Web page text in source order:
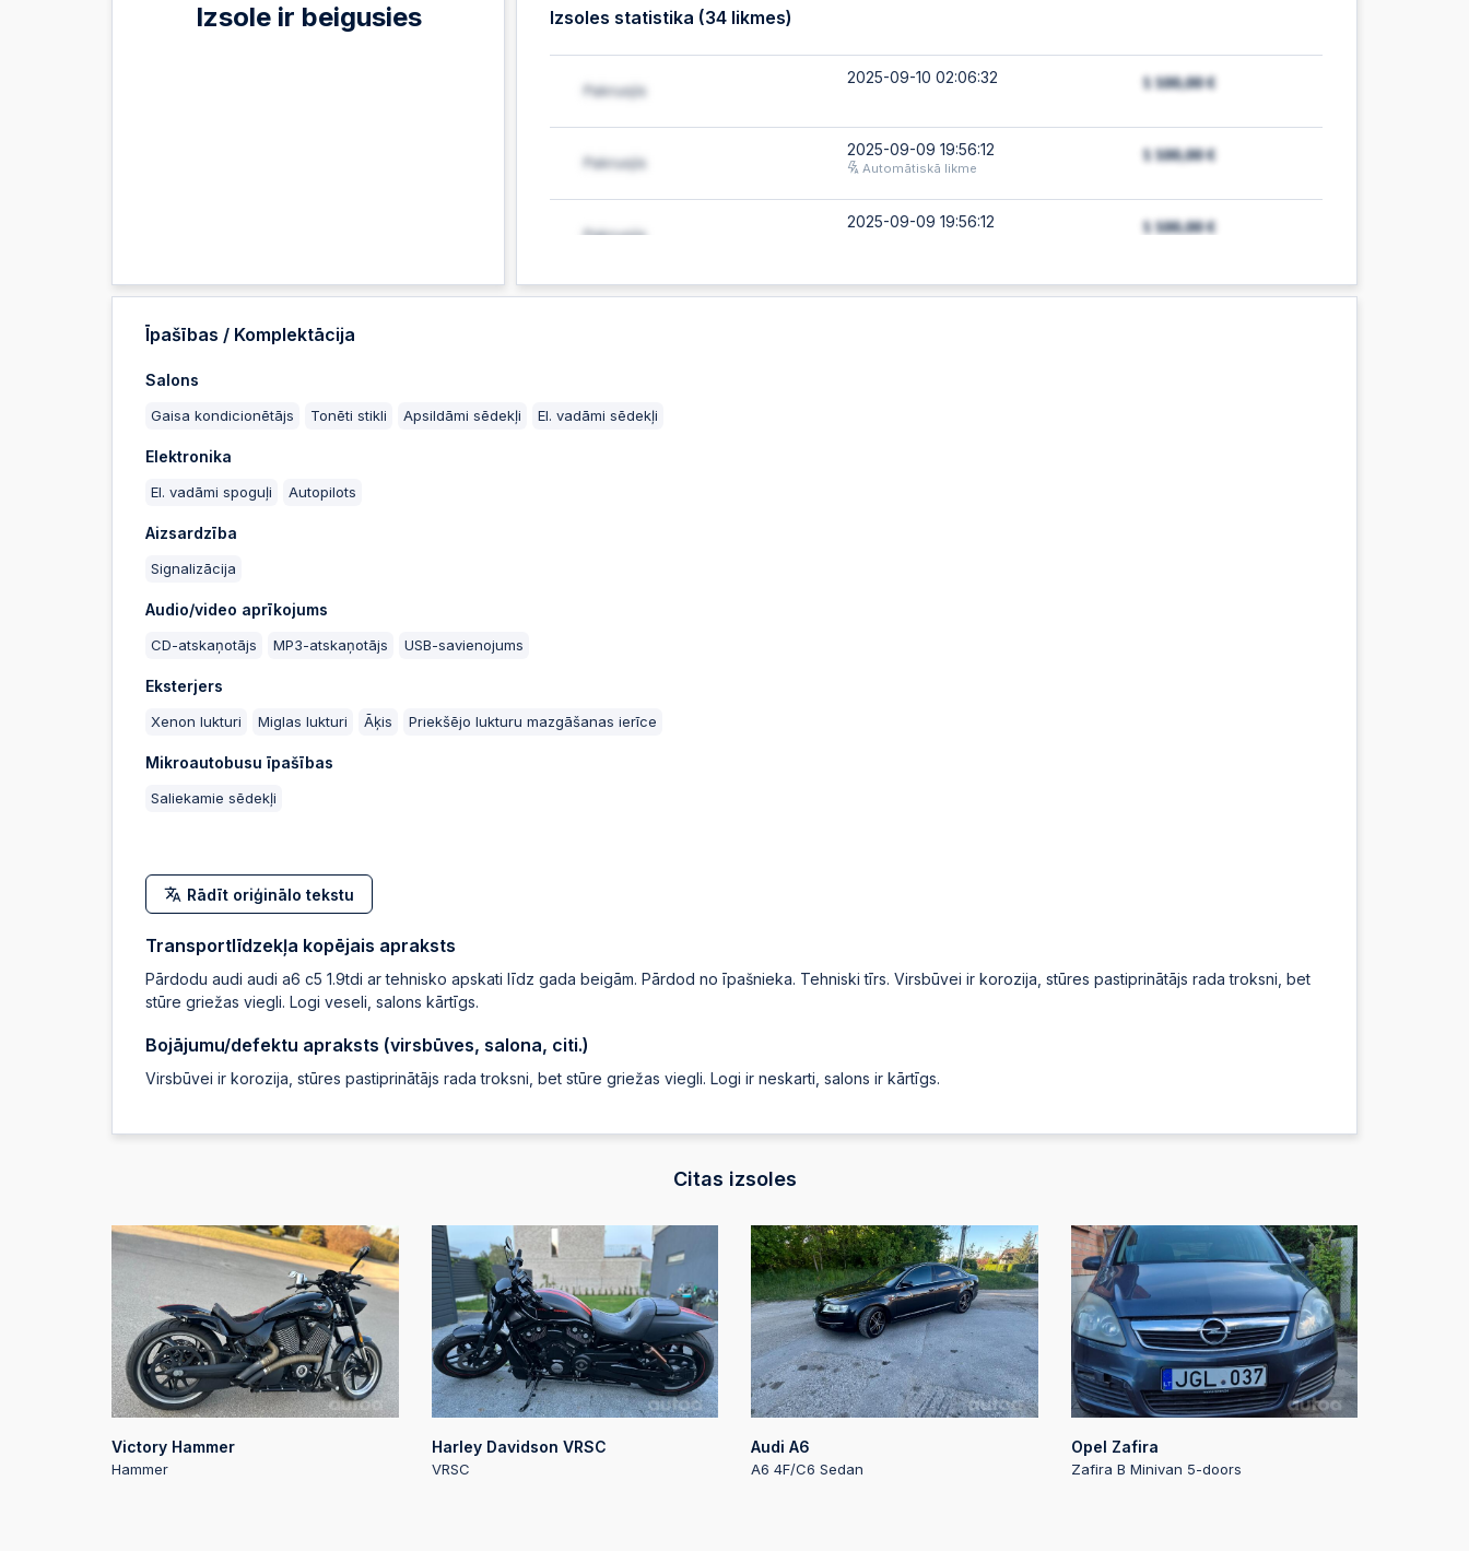
Izsole ir beigusies Izsoles statistika (34 likmes)
2025-09-10 02:06:32
2025-09-09 19:56:12
Automātiskā likme
2025-09-09 19:56:12
2025-09-09 19:56:11
2025-09-09 19:56:05
2025-09-09 19:56:04
2025-09-09 19:56:04
Automātiskā likme
2025-09-09 19:56:04
Automātiskā likme
Īpašības / Komplektācija
Salons
Gaisa kondicionētājs Tonēti stikli Apsildāmi sēdekļi El. vadāmi sēdekļi
Elektronika
El. vadāmi spoguļi Autopilots
Aizsardzība
Signalizācija
Audio/video aprīkojums
CD-atskaņotājs MP3-atskaņotājs USB-savienojums
Eksterjers
Xenon lukturi Miglas lukturi Āķis Priekšējo lukturu mazgāšanas ierīce
Mikroautobusu īpašības
Saliekamie sēdekļi
Rādīt oriģinālo tekstu
Transportlīdzekļa kopējais apraksts
Pārdodu audi audi a6 c5 1.9tdi ar tehnisko apskati līdz gada beigām. Pārdod no īpašnieka. Tehniski tīrs. Virsbūvei ir korozija, stūres pastiprinātājs rada troksni, bet
stūre griežas viegli. Logi veseli, salons kārtīgs.
Bojājumu/defektu apraksts (virsbūves, salona, citi.)
Virsbūvei ir korozija, stūres pastiprinātājs rada troksni, bet stūre griežas viegli. Logi ir neskarti, salons ir kārtīgs.
Citas izsoles
Victory Hammer
Hammer
Harley Davidson VRSC
VRSC
Audi A6
A6 4F/C6 Sedan
Opel Zafira
Zafira B Minivan 5-doors